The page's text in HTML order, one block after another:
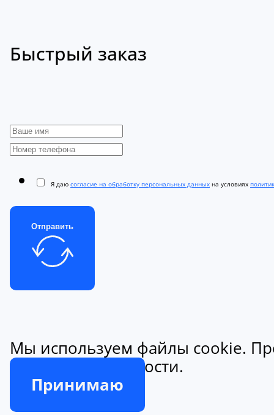
Быстрый заказ
Я даю согласие на обработку персональных данных на условиях
Отправить
Мы используем файлы cookie.
конфиденциальности.
Принимаю